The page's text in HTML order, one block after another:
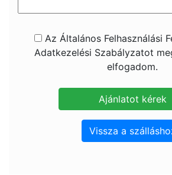
Az Általános Felhasználási
Adatkezelési Szabályzatot
elfogadom.
Vissza a